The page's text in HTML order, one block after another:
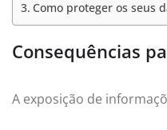
Como proteger os seus
Consequências
A exposição de